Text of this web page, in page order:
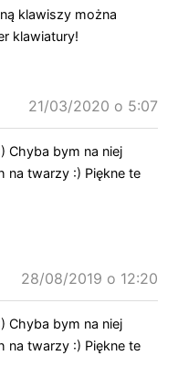
klawiszy można
klawiatury!
21/03/2020 o 5:07
Chyba bym na niej
na twarzy :) Piękne te
28/08/2019 o 12:20
Chyba bym na niej
na twarzy :) Piękne te